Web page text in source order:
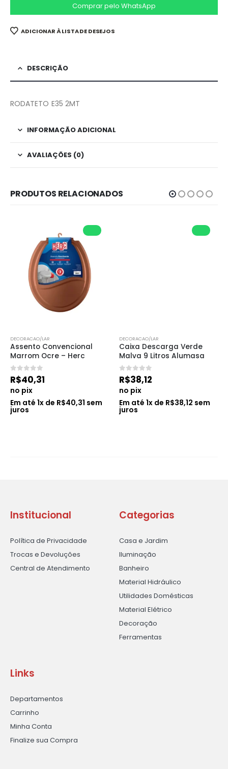
Comprar pelo WhatsApp
ADICIONAR À LISTA DE DESEJOS
DESCRIÇÃO
RODATETO E35 2MT
INFORMAÇÃO ADICIONAL
AVALIAÇÕES (0)
PRODUTOS RELACIONADOS
DECORACAO/LAR
Assento Convencional
Marrom Ocre – Herc
0de 5
R$40,31
no pix
Em até 1x de R$40,31 sem
juros
DECORACAO/LAR
Caixa Descarga Verde
Malva 9 Litros Alumasa
0de 5
R$38,12
no pix
Em até 1x de R$38,12 sem
juros
Institucional
Política de Privacidade
Trocas e Devoluções
Central de Atendimento
Categorias
Casa e Jardim
Iluminação
Banheiro
Material Hidráulico
Utilidades Domésticas
Material Elétrico
Decoração
Ferramentas
Links
Departamentos
Carrinho
Minha Conta
Finalize sua Compra